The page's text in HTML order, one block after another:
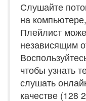
Слушайте
на
Плейлист
независящим
чтобы узнать
слушать
качестве (128